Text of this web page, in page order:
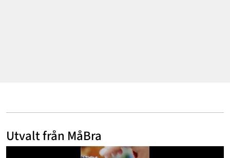
Utvalt från MåBra